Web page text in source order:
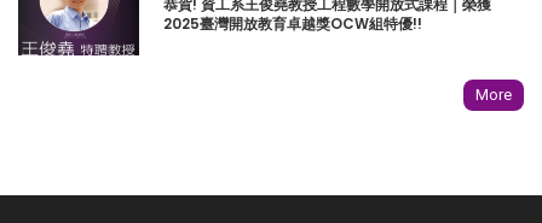
恭賀! 資工系王俊堯教授工程數學開放式課程｜榮獲
2025臺灣開放教育卓越獎OCW組特優!!
More